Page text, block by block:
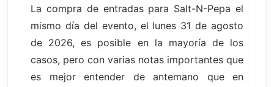
La compra de entradas para Salt-N-Pepa el
mismo día del evento, el lunes 31 de agosto
de 2026, es posible en la mayoría de los
casos, pero con varias notas importantes que
es mejor entender de antemano que en